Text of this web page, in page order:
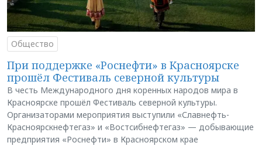
Общество
При поддержке «Роснефти» в Красноярске
прошёл Фестиваль северной культуры
В честь Международного дня коренных народов мира в
Красноярске прошёл Фестиваль северной культуры.
Организаторами мероприятия выступили «Славнефть-
Красноярскнефтегаз» и «Востсибнефтегаз» — добывающие
предприятия «Роснефти» в Красноярском крае